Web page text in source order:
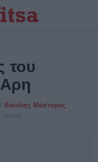
του
Βασίλης Μάστορας